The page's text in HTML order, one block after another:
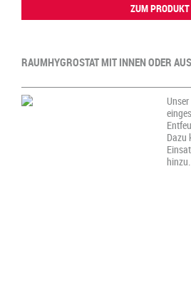
ZUM PRODUKT
RAUMHYGROSTAT MIT INNEN ODER
Dazu
hinzu.